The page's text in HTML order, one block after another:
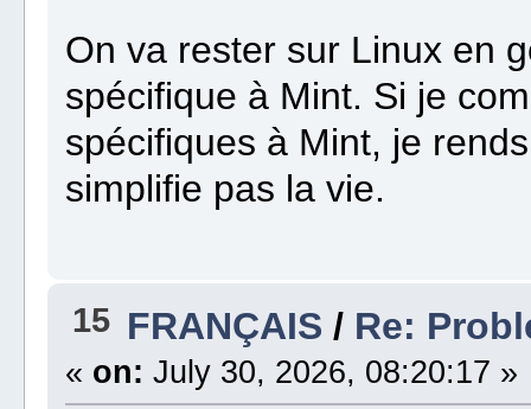
On va rester sur Linux en
spécifique à Mint. Si je
spécifiques à Mint, je
simplifie pas la vie.
15 FRANÇAIS / Re:
« on: July 30, 2026, 08:20:17 »